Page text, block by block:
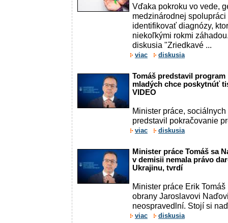
Vďaka pokroku vo vede,
medzinárodnej
identifikovať diagnózy,
niekoľkými rokmi
diskusia "Zriedkavé ...
viac diskusia
Tomáš predstavil program
mladých chce poskytnúť
VIDEO
Minister práce,
predstavil pokračovanie
viac diskusia
Minister práce Tomáš sa
v demisii nemala právo
Ukrajinu, tvrdí
Minister práce Erik
obrany Jaroslavovi
neospravedlní. Stojí si
viac diskusia